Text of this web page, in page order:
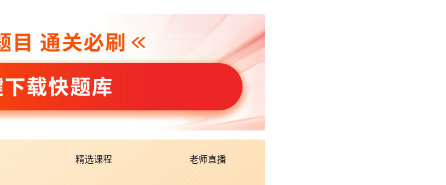
，可以选择预约一下 免费的直播课，跟随老师学习，让你的复习
级人力资源管理师考试相关考点、模拟试题、历年真题等备考资
下方按钮免费下载学习~
精选课程 老师直播